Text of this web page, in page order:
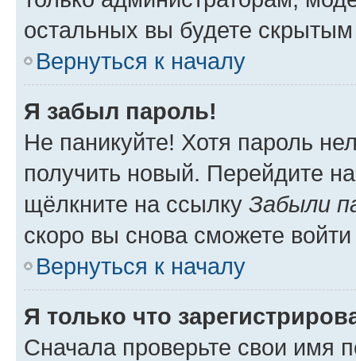
остальных вы будете
Вернуться к началу
Я забыл пароль!
Не паникуйте! Хотя пароль
получить новый. Перейдите
щёлкните на ссылку Забыли
скоро вы снова сможете
Вернуться к началу
Я только что
Сначала проверьте свои имя